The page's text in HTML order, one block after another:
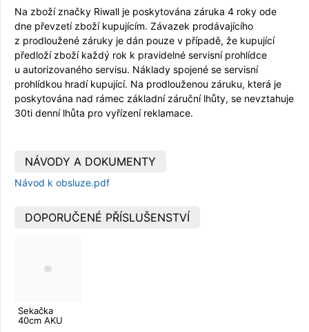
Na zboží značky Riwall je poskytována záruka 4 roky ode
dne převzetí zboží kupujícím. Závazek prodávajícího
z prodloužené záruky je dán pouze v případě, že kupující
předloží zboží každý rok k pravidelné servisní prohlídce
u autorizovaného servisu. Náklady spojené se servisní
prohlídkou hradí kupující. Na prodlouženou záruku, která je
poskytována nad rámec základní záruční lhůty, se nevztahuje
30ti denní lhůta pro vyřízení reklamace.
NÁVODY A DOKUMENTY
Návod k obsluze.pdf
DOPORUČENÉ PŘÍSLUŠENSTVÍ
Sekačka
40cm AKU